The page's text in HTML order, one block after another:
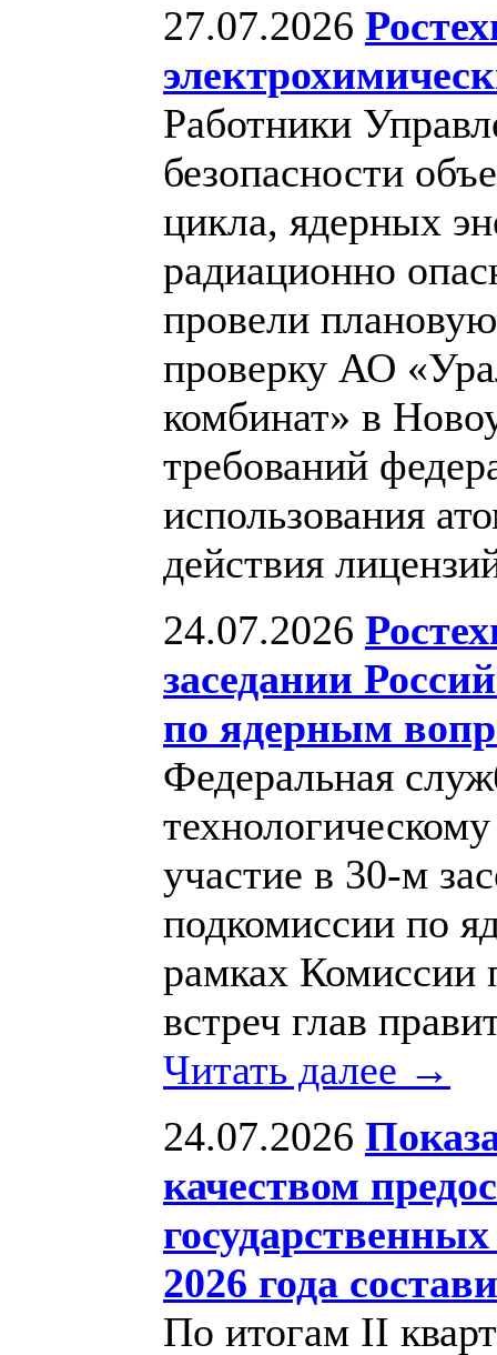
27.07.2026
Работники
безопасности
цикла, ядерных
радиационно
провели
проверку АО
комбинат» в
требований
использования
действия
24.07.2026
заседании
по ядерным
Федеральная
участие в 30-м
подкомиссии по
рамках Комиссии
встреч глав
Читать далее →
24.07.2026
качеством
2026 года
По итогам II